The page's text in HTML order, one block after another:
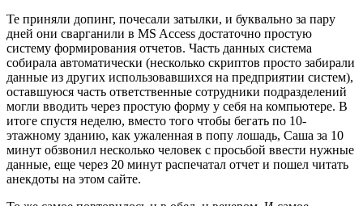
Те приняли допинг, почесали затылки, и буквально за пару
дней они сварганили в MS Access достаточно простую
систему формирования отчетов. Часть данных система
собирала автоматически (несколько скриптов просто забирали
данные из других использовавшихся на предприятии систем),
оставшуюся часть ответственные сотрудники подразделений
могли вводить через простую форму у себя на компьютере. В
итоге спустя неделю, вместо того чтобы бегать по 10-
этажному зданию, как ужаленная в попу лошадь, Саша за 10
минут обзвонил несколько человек с просьбой ввести нужные
данные, еще через 20 минут распечатал отчет и пошел читать
анекдоты на этом сайте.